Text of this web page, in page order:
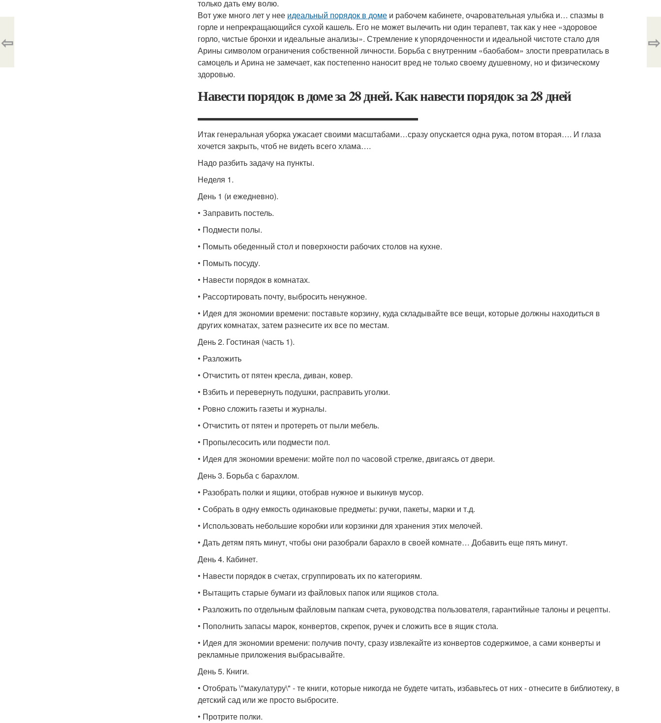
только дать ему волю.
Вот уже много лет у нее идеальный порядок в доме и рабочем кабинете, очаровательная улыбка и… спазмы в
горле и непрекращающийся сухой кашель. Его не может вылечить ни один терапевт, так как у нее «здоровое
горло, чистые бронхи и идеальные анализы». Стремление к упорядоченности и идеальной чистоте стало для
Арины символом ограничения собственной личности. Борьба с внутренним «баобабом» злости превратилась в
самоцель и Арина не замечает, как постепенно наносит вред не только своему душевному, но и физическому
здоровью.
Навести порядок в доме за 28 дней. Как навести порядок за 28 дней
▬▬▬▬▬▬▬▬▬▬▬▬▬▬▬▬▬▬▬▬▬▬▬▬▬▬▬▬
Итак генеральная уборка ужасает своими масштабами…сразу опускается одна рука, потом вторая…. И глаза
хочется закрыть, чтоб не видеть всего хлама….
Надо разбить задачу на пункты.
Неделя 1.
День 1 (и ежедневно).
• Заправить постель.
• Подмести полы.
• Помыть обеденный стол и поверхности рабочих столов на кухне.
• Помыть посуду.
• Навести порядок в комнатах.
• Рассортировать почту, выбросить ненужное.
• Идея для экономии времени: поставьте корзину, куда складывайте все вещи, которые должны находиться в
других комнатах, затем разнесите их все по местам.
День 2. Гостиная (часть 1).
• Разложить
• Отчистить от пятен кресла, диван, ковер.
• Взбить и перевернуть подушки, расправить уголки.
• Ровно сложить газеты и журналы.
• Отчистить от пятен и протереть от пыли мебель.
• Пропылесосить или подмести пол.
• Идея для экономии времени: мойте пол по часовой стрелке, двигаясь от двери.
День 3. Борьба с барахлом.
• Разобрать полки и ящики, отобрав нужное и выкинув мусор.
• Собрать в одну емкость одинаковые предметы: ручки, пакеты, марки и т.д.
• Использовать небольшие коробки или корзинки для хранения этих мелочей.
• Дать детям пять минут, чтобы они разобрали барахло в своей комнате… Добавить еще пять минут.
День 4. Кабинет.
• Навести порядок в счетах, сгруппировать их по категориям.
• Вытащить старые бумаги из файловых папок или ящиков стола.
• Разложить по отдельным файловым папкам счета, руководства пользователя, гарантийные талоны и рецепты.
• Пополнить запасы марок, конвертов, скрепок, ручек и сложить все в ящик стола.
• Идея для экономии времени: получив почту, сразу извлекайте из конвертов содержимое, а сами конверты и
рекламные приложения выбрасывайте.
День 5. Книги.
• Отобрать \"макулатуру\" - те книги, которые никогда не будете читать, избавьтесь от них - отнесите в библиотеку, в
детский сад или же просто выбросите.
• Протрите полки.
⇦ ⇨